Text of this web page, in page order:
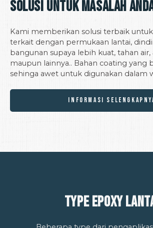
Solusi untuk Masalah
Kami memberikan solusi terbaik
terkait dengan permukaan lantai,
bangunan supaya lebih kuat, tahan air,
maupun lainnya.. Bahan coating yang
sehinga awet untuk digunakan dalam
INFORMASI
Type Epoxy